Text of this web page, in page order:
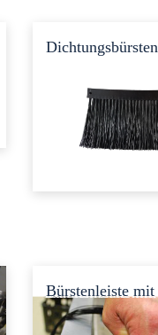
Dichtungsbürsten
Bürstenleiste